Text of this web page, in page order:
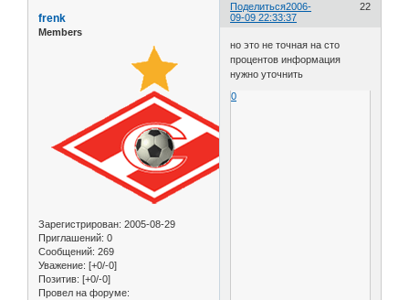
Поделиться 22
2006-
09-09 22:33:37
frenk
Members
Зарегистрирован: 2005-08-29
Приглашений: 0
Сообщений: 269
Уважение: [+0/-0]
Позитив: [+0/-0]
Провел на форуме:
но это не точная на сто
процентов информация
нужно уточнить
0